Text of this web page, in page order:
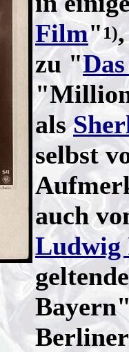
Film" 1)
zu "
als
selbst
auch